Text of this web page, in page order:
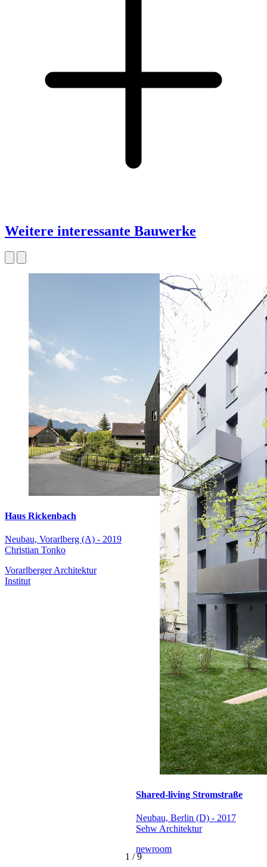
1 /9
Weitere interessante Bauwerke
Haus Rickenbach
Neubau, Vorarlberg (A) - 2019
Christian Tonko
Vorarlberger Architektur
Institut
Shared-living Stromstraße
Neubau, Berlin (D) - 2017
Sehw Architektur
newroom